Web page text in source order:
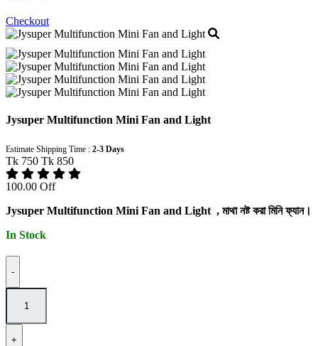
Checkout
Jysuper Multifunction Mini Fan and Light
Estimate Shipping Time : 2-3 Days
Tk 750 Tk 850
100.00 Off
Jysuper Multifunction Mini Fan and Light , মাথা নষ্ট করা মিনি ফ্যান।
In Stock
-
+